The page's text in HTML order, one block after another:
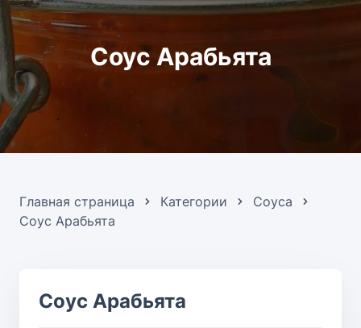
Соус Арабьята
Главная страница Категории
Соуса
Соус Арабьята
Соус Арабьята